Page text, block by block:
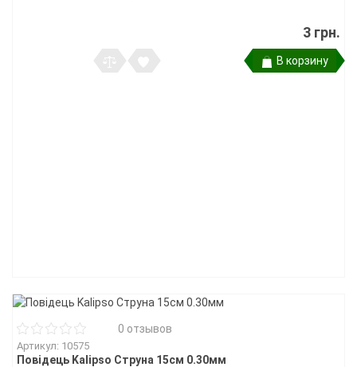
3 грн.
В корзину
0 отзывов
Артикул: 10575
Повідець Kalipso Струна 15см 0.30мм